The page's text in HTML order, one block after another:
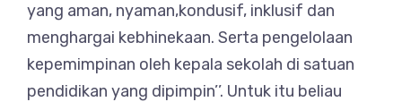
yang aman, nyaman,kondusif, inklusif dan
menghargai kebhinekaan. Serta pengelolaan
kepemimpinan oleh kepala sekolah di satuan
pendidikan yang dipimpin’’. Untuk itu beliau